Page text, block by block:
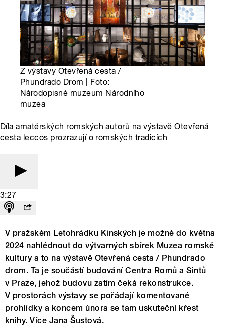
Z výstavy Otevřená cesta /
Phundrado Drom | Foto:
Národopisné muzeum Národního
muzea
Díla amatérských romských autorů na výstavě Otevřená
cesta leccos prozrazují o romských tradicích
3:27
V pražském Letohrádku Kinských je možné do května
2024 nahlédnout do výtvarných sbírek Muzea romské
kultury a to na výstavě Otevřená cesta / Phundrado
drom. Ta je součástí budování Centra Romů a Sintů
v Praze, jehož budovu zatím čeká rekonstrukce.
V prostorách výstavy se pořádají komentované
prohlídky a koncem února se tam uskuteční křest
knihy. Více Jana Šustová.